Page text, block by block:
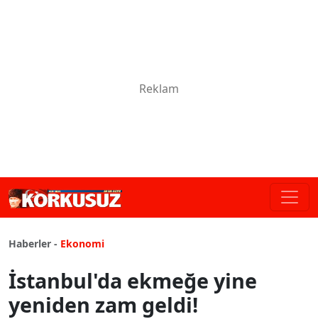
Haberler - Ekonomi
İstanbul'da ekmeğe yine
yeniden zam geldi!